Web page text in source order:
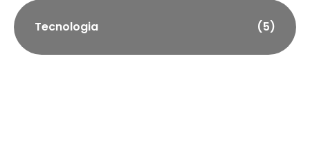
Tecnologia (5)